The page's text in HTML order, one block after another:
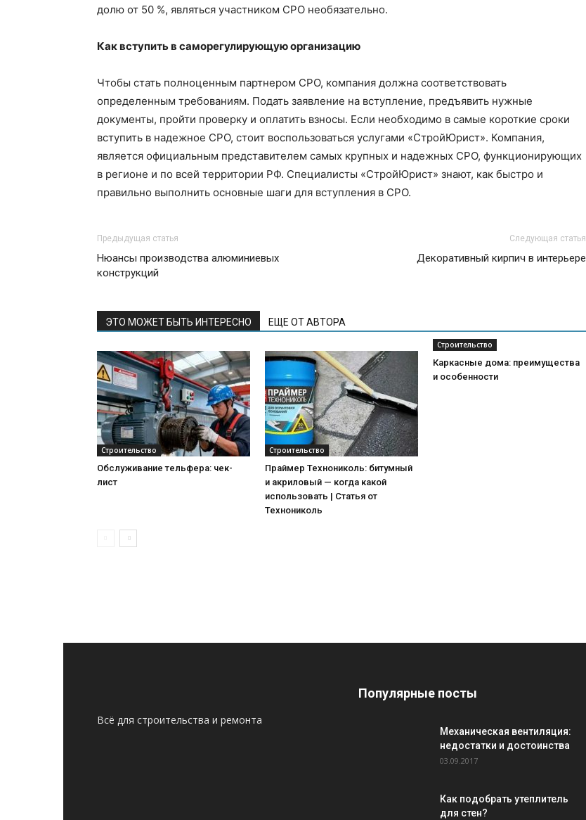
долю от 50 %, являться участником СРО необязательно.
Как вступить в саморегулирующую организацию
Чтобы стать полноценным партнером СРО, компания должна соответствовать
определенным требованиям. Подать заявление на вступление, предъявить нужные
документы, пройти проверку и оплатить взносы. Если необходимо в самые короткие сроки
вступить в надежное СРО, стоит воспользоваться услугами «СтройЮрист». Компания,
является официальным представителем самых крупных и надежных СРО, функционирующих
в регионе и по всей территории РФ. Специалисты «СтройЮрист» знают, как быстро и
правильно выполнить основные шаги для вступления в СРО.
Предыдущая статья
Нюансы производства алюминиевых
конструкций
Следующая статья
Декоративный кирпич в интерьере
ЭТО МОЖЕТ БЫТЬ ИНТЕРЕСНО ЕЩЕ ОТ АВТОРА
Строительство
Обслуживание тельфера: чек-
лист
Строительство
Праймер Технониколь: битумный
и акриловый — когда какой
использовать | Статья от
Технониколь
Строительство
Каркасные дома: преимущества
и особенности
Всё для строительства и ремонта
Популярные посты
Механическая вентиляция:
недостатки и достоинства
03.09.2017
Как подобрать утеплитель
для стен?